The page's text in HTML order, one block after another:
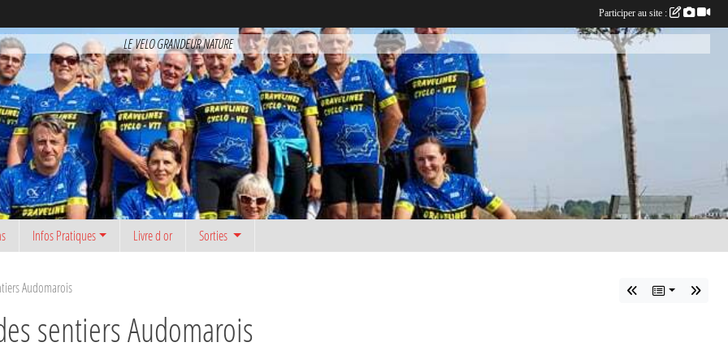
LE VELO GRANDEUR NATURE
Infos Pratiques Livre d or Sorties
Audomarois
sentiers Audomarois
Participer au site :